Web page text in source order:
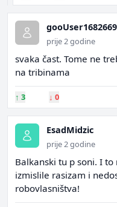
prije 2 godine
svaka čast. Tome ne
na tribinama
↑ 3 ↓ 0
EsadMidzic
prije 2 godine
Balkanski tu p soni. I
izmislile rasizam i
robovlasništva!